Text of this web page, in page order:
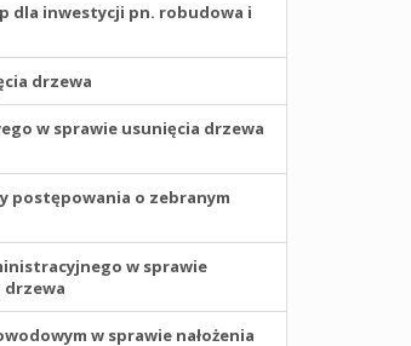
dla inwestycji pn. robudowa i
drzewa
w sprawie usunięcia drzewa
postępowania o zebranym
w sprawie
w sprawie nałożenia